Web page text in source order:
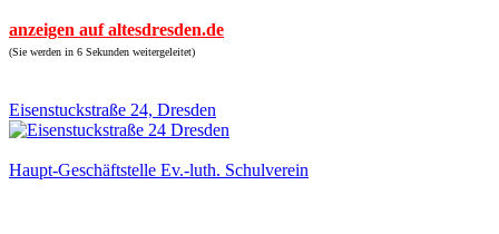
anzeigen auf altesdresden.de
(Sie werden in 6 Sekunden weitergeleitet)
Eisenstuckstraße 24, Dresden
Haupt-Geschäftstelle Ev.-luth. Schulverein